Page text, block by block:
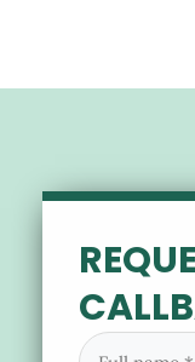
Full